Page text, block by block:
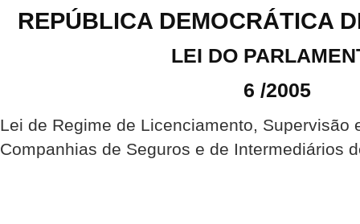
REPÚBLICA DEMOCRÁTICA
LEI DO
6 /2005
Lei de Regime de Licenciamento, Supervisão
Companhias de Seguros e de Intermediários